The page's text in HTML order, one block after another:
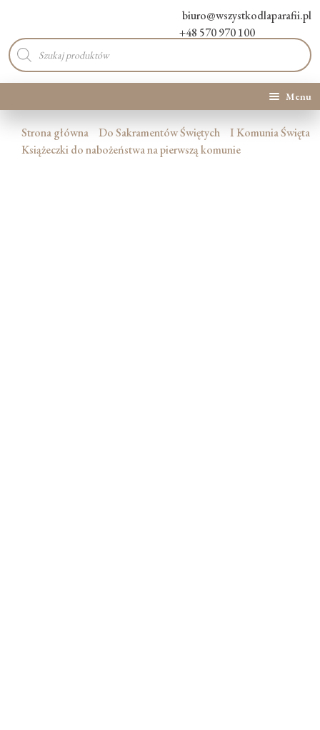
biuro@wszystkodlaparafii.pl
+48 570 970 100
Wyszukiwarka
produktów
Menu
Kategorie produktów
Strona główna Do Sakramentów Świętych
I Komunia Święta
Książeczki do nabożeństwa na pierwszą komunie